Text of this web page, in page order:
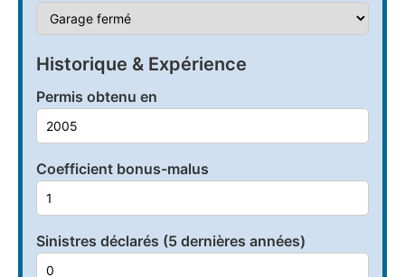
Historique & Expérience
Permis obtenu en
Coefficient bonus-malus
Sinistres déclarés (5 dernières années)